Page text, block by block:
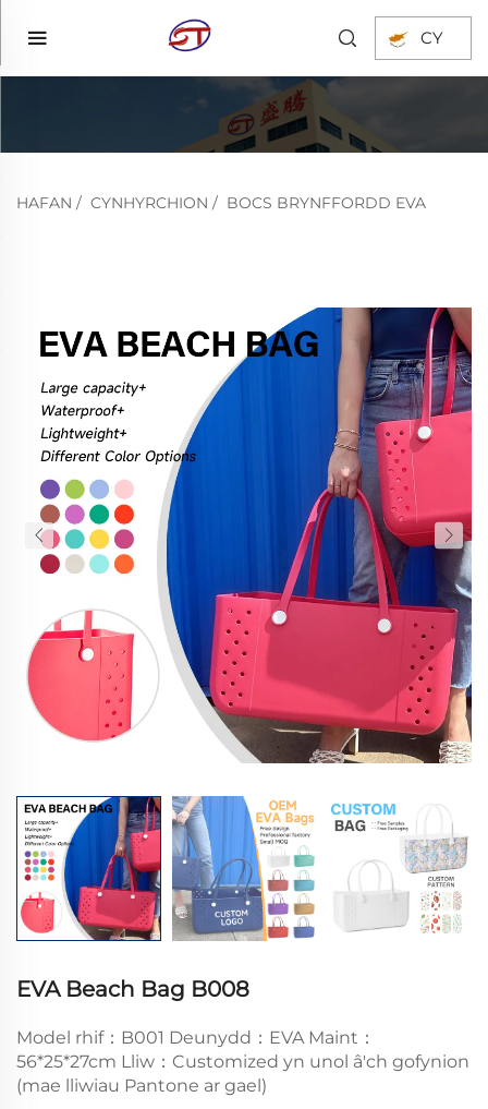
CY
HAFAN / CYNHYRCHION / BOCS BRYNFFORDD EVA
EVA Beach Bag B008
Model rhif：B001 Deunydd：EVA Maint：
56*25*27cm Lliw：Customized yn unol â'ch gofynion
(mae lliwiau Pantone ar gael)